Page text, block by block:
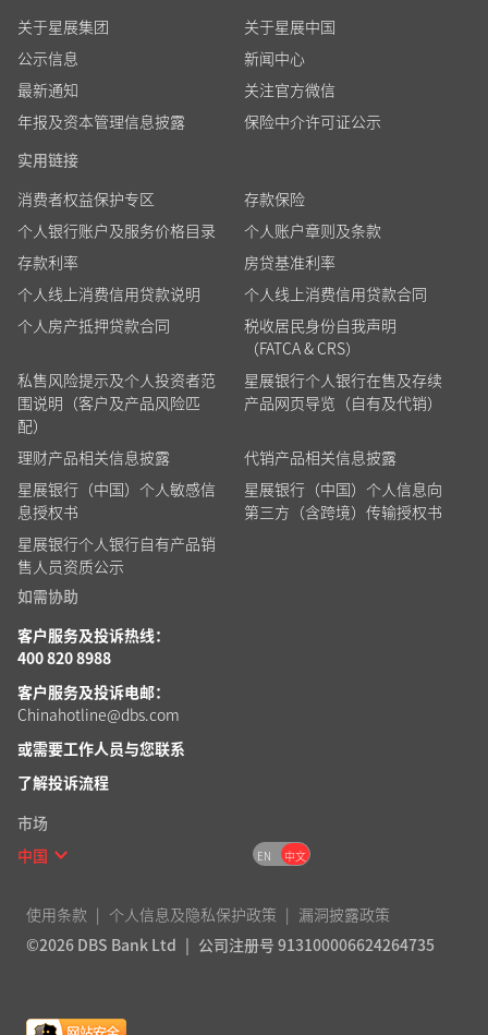
关于星展集团
关于星展中国
公示信息
新闻中心
最新通知
关注官方微信
年报及资本管理信息披露
保险中介许可证公示
实用链接
消费者权益保护专区
存款保险
个人银行账户及服务价格目录
个人账户章则及条款
存款利率
房贷基准利率
个人线上消费信用贷款说明
个人线上消费信用贷款合同
个人房产抵押贷款合同
税收居民身份自我声明
（FATCA & CRS）
私售风险提示及个人投资者范
围说明（客户及产品风险匹
配）
星展银行个人银行在售及存续
产品网页导览（自有及代销）
理财产品相关信息披露
代销产品相关信息披露
星展银行（中国）个人敏感信
息授权书
星展银行（中国）个人信息向
第三方（含跨境）传输授权书
星展银行个人银行自有产品销
售人员资质公示
如需协助
客户服务及投诉热线：
400 820 8988
客户服务及投诉电邮：
Chinahotline@dbs.com
或需要工作人员与您联系
了解投诉流程
市场
中国
EN 中文
使用条款 个人信息及隐私保护政策
漏洞披露政策
©2026 DBS Bank Ltd
公司注册号 913100006624264735